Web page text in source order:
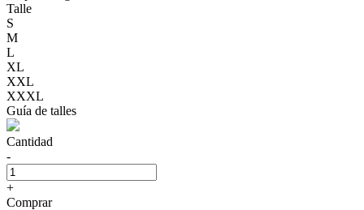
Talle
S
M
L
XL
XXL
XXXL
Guía de talles
Cantidad
-
+
Comprar